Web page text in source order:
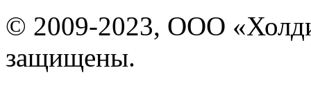
© 2009-2023, ООО
защищены.